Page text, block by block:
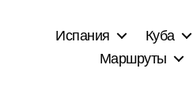
Испания Куба
Маршруты